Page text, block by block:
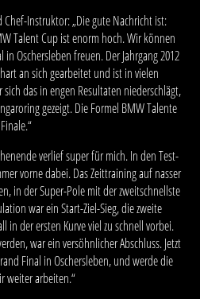
Instruktor: „Die gute Nachricht ist:
Talent Cup ist enorm hoch. Wir können
Oschersleben freuen. Der Jahrgang 2012
an sich gearbeitet und ist in vielen
das in engen Resultaten niederschlägt,
gezeigt. Die Formel BMW Talente
verlief super für mich. In den Test-
vorne dabei. Das Zeittraining auf nasser
in der Super-Pole mit der zweitschnellste
war ein Start-Ziel-Sieg, die zweite
in der ersten Kurve viel zu schnell vorbei.
war ein versöhnlicher Abschluss. Jetzt
Final in Oschersleben, und werde die
weiter arbeiten.“